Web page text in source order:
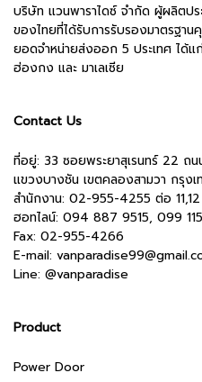
บริษัท แวนพาราไดซ์ จำกัด ผู้ผลิตปร
ของไทยที่ได้รับการรับรองมาตรฐ
ยอดจำหน่ายส่งออก 5 ประเทศ ได้
ฮ่องกง และ มาเลเซีย
Contact Us
ที่อยู่: 33 ซอยพระยาสุเรนทร์ 22 ถน
แขวงบางชัน เขตคลองสามวา กรุง
สำนักงาน: 02-955-4255 ต่อ 11,12
ฮอทไลน์: 094 887 9515, 099
Fax: 02-955-4266
E-mail:
Line: @vanparadise
Product
Power Door